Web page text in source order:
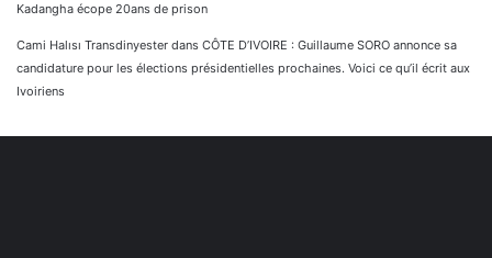
Kadangha écope 20ans de prison
Cami Halısı Transdinyester dans CÔTE D’IVOIRE : Guillaume SORO annonce sa
candidature pour les élections présidentielles prochaines. Voici ce qu’il écrit aux
Ivoiriens